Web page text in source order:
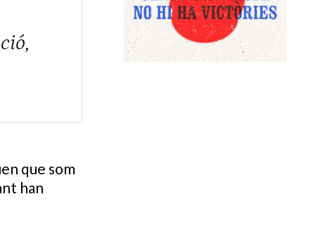
que som
han